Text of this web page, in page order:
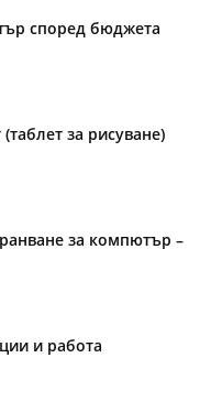
според бюджета
за рисуване)
за компютър –
и работа